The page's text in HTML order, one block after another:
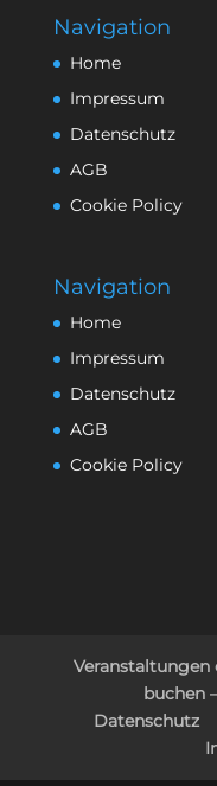
Navigation
Home
Impressum
Datenschutz
AGB
Cookie Policy
Navigation
Home
Impressum
Datenschutz
AGB
Cookie Policy
buchen
Datenschutz